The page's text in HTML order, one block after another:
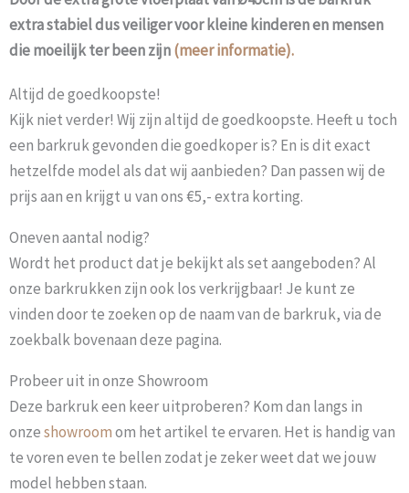
extra stabiel dus veiliger voor kleine kinderen en mensen
die moeilijk ter been zijn(meer informatie).
Altijd de goedkoopste!
Kijk niet verder! Wij zijn altijd de goedkoopste. Heeft u toch
een barkruk gevonden die goedkoper is? En is dit exact
hetzelfde model als dat wij aanbieden? Dan passen wij de
prijs aan en krijgt u van ons €5,- extra korting.
Oneven aantal nodig?
Wordt het product dat je bekijkt als set aangeboden? Al
onze barkrukken zijn ook los verkrijgbaar! Je kunt ze
vinden door te zoeken op de naam van de barkruk, via de
zoekbalk bovenaan deze pagina.
Probeer uit in onze Showroom
Deze barkruk een keer uitproberen? Kom dan langs in
onzeshowroomom het artikel te ervaren. Het is handig van
te voren even te bellen zodat je zeker weet dat we jouw
model hebben staan.